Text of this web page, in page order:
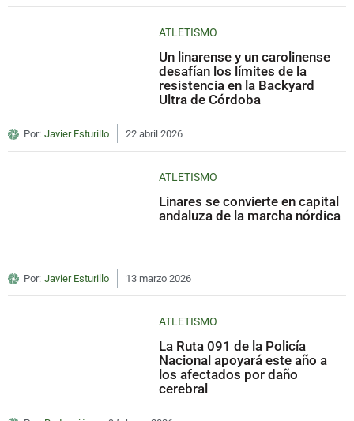
ATLETISMO
Un linarense y un carolinense
desafían los límites de la
resistencia en la Backyard
Ultra de Córdoba
Por: Javier Esturillo 22 abril 2026
ATLETISMO
Linares se convierte en capital
andaluza de la marcha nórdica
Por: Javier Esturillo 13 marzo 2026
ATLETISMO
La Ruta 091 de la Policía
Nacional apoyará este año a
los afectados por daño
cerebral